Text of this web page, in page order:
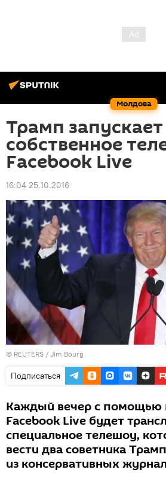
Молдова
Трамп
собственное
Facebook Live
16:04 25.10.2016
© REUTERS / Jim Bourg
Подписаться
Каждый вечер с
Facebook Live будет
специальное телешоу,
вести два советника
из консервативных